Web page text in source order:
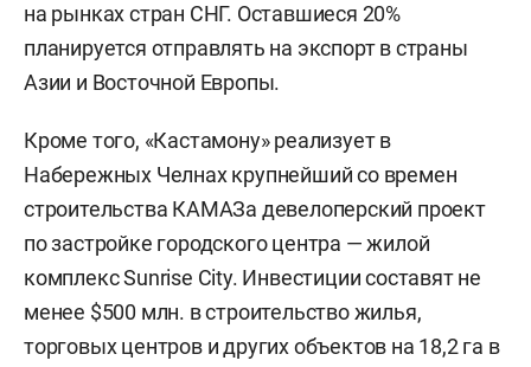
на рынках стран СНГ. Оставшиеся 20%
планируется отправлять на экспорт в страны
Азии и Восточной Европы.
Кроме того, «Кастамону» реализует в
Набережных Челнах крупнейший со времен
строительства КАМАЗа девелоперский проект
по застройке городского центра — жилой
комплекс Sunrise City. Инвестиции составят не
менее $500 млн. в строительство жилья,
торговых центров и других объектов на 18,2 га в